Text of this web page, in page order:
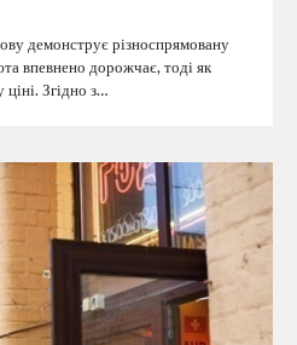
демонструє різноспрямовану
впевнено дорожчає, тоді як
Згідно з…